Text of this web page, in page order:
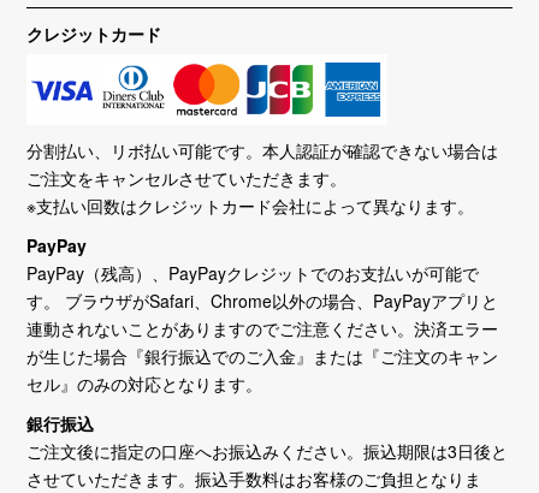
クレジットカード
分割払い、リボ払い可能です。本人認証が確認できない場合は
ご注文をキャンセルさせていただきます。
※支払い回数はクレジットカード会社によって異なります。
PayPay
PayPay（残高）、PayPayクレジットでのお支払いが可能で
す。 ブラウザがSafari、Chrome以外の場合、PayPayアプリと
連動されないことがありますのでご注意ください。決済エラー
が生じた場合『銀行振込でのご入金』または『ご注文のキャン
セル』のみの対応となります。
銀行振込
ご注文後に指定の口座へお振込みください。振込期限は3日後と
させていただきます。振込手数料はお客様のご負担となりま